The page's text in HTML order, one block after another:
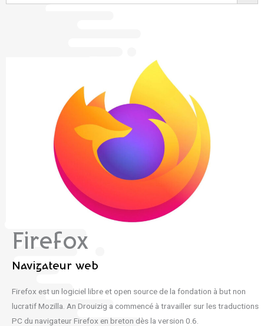
Firefox
Navigateur web
Firefox est un logiciel libre et open source de la fondation à but non
lucratif Mozilla. An Drouizig a commencé à travailler sur les traductions
PC du navigateur Firefox en breton dès la version 0.6.